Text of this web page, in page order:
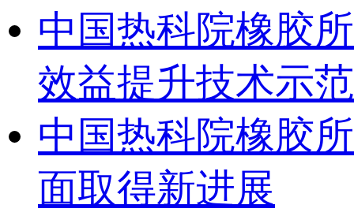
中国热科院橡胶
效益提升技术示
中国热科院橡胶
面取得新进展